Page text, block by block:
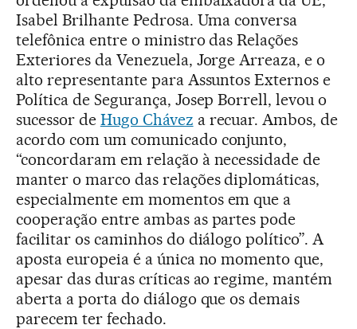
Isabel Brilhante Pedrosa. Uma conversa
telefônica entre o ministro das Relações
Exteriores da Venezuela, Jorge Arreaza, e o
alto representante para Assuntos Externos e
Política de Segurança, Josep Borrell, levou o
sucessor de Hugo Chávez a recuar. Ambos, de
acordo com um comunicado conjunto,
“concordaram em relação à necessidade de
manter o marco das relações diplomáticas,
especialmente em momentos em que a
cooperação entre ambas as partes pode
facilitar os caminhos do diálogo político”. A
aposta europeia é a única no momento que,
apesar das duras críticas ao regime, mantém
aberta a porta do diálogo que os demais
parecem ter fechado.